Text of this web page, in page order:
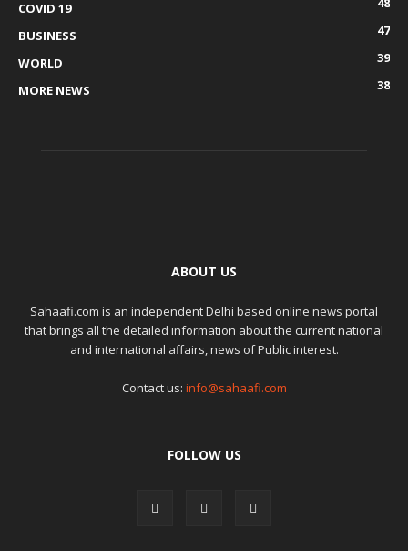
COVID 19
BUSINESS
47
WORLD
39
MORE NEWS
38
ABOUT US
Sahaafi.com is an independent Delhi based online news portal
that brings all the detailed information about the current national
and international affairs, news of Public interest.
Contact us: info@sahaafi.com
FOLLOW US